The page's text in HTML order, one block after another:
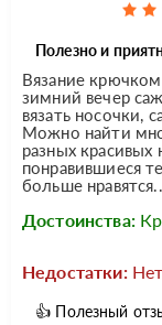
Полезно и
Вязание
зимний вечер
вязать носочки,
Можно найти
разных
понравившиеся
больше
Достоинства:
Недостатки: Нет
👍 Полезный